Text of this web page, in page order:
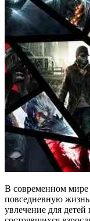
В современном мире
повседневную
увлечение для